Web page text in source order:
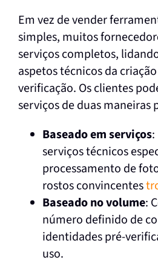
Em vez de vender
simples, muitos
serviços completos,
aspetos técnicos da
verificação. Os clientes
serviços de duas maneiras
Baseado em serviços:
serviços técnicos
processamento de
rostos convincentes
Baseado no volume:
número definido de
identidades pré-
uso.